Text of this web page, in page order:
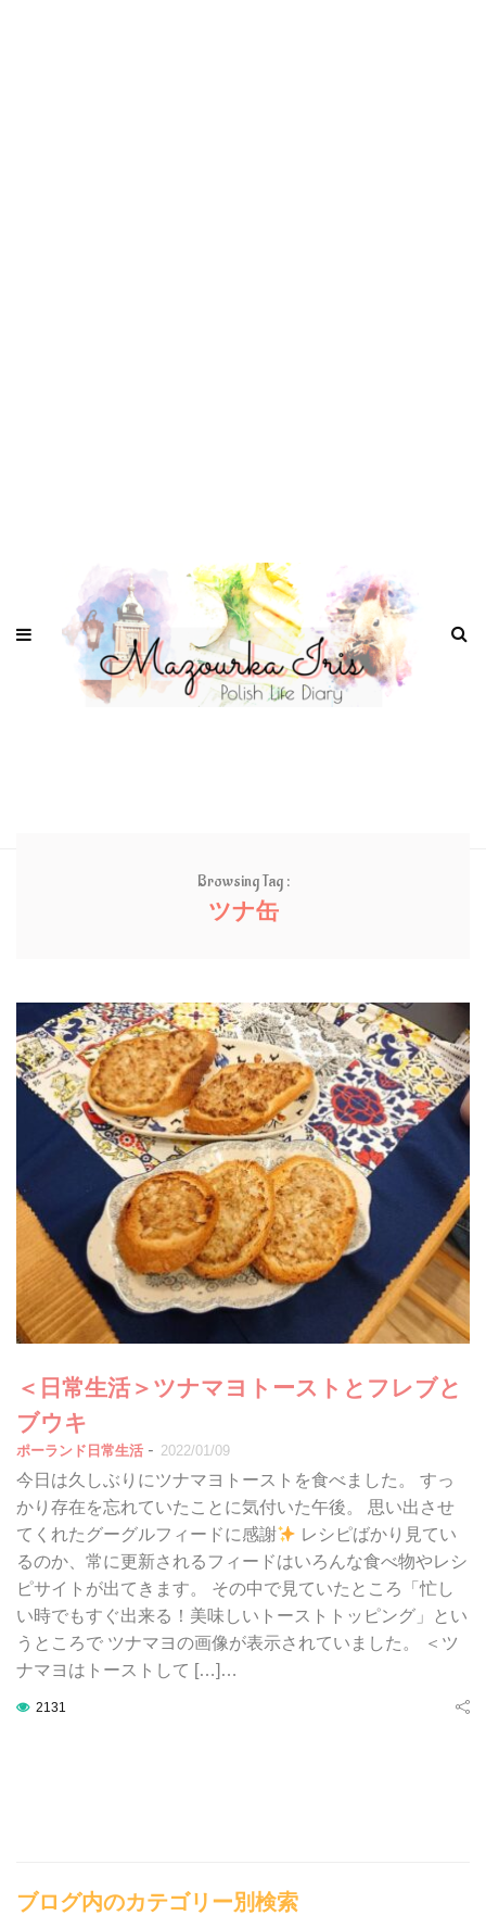
Browsing Tag :
ツナ缶
＜日常生活＞ツナマヨトーストとフレブと
ブウキ
ポーランド日常生活 - 2022/01/09
今日は久しぶりにツナマヨトーストを食べました。 すっ
かり存在を忘れていたことに気付いた午後。 思い出させ
てくれたグーグルフィードに感謝
レシピばかり見てい
るのか、常に更新されるフィードはいろんな食べ物やレシ
ピサイトが出てきます。 その中で見ていたところ「忙し
い時でもすぐ出来る！美味しいトーストトッピング」とい
うところで ツナマヨの画像が表示されていました。 ＜ツ
ナマヨはトーストして […]…
2131
ブログ内のカテゴリー別検索